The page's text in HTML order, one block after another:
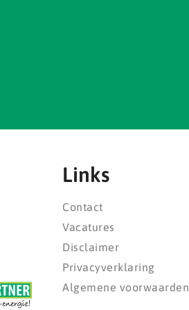
Links
Contact
Vacatures
Disclaimer
Privacyverklaring
Algemene voorwaarden